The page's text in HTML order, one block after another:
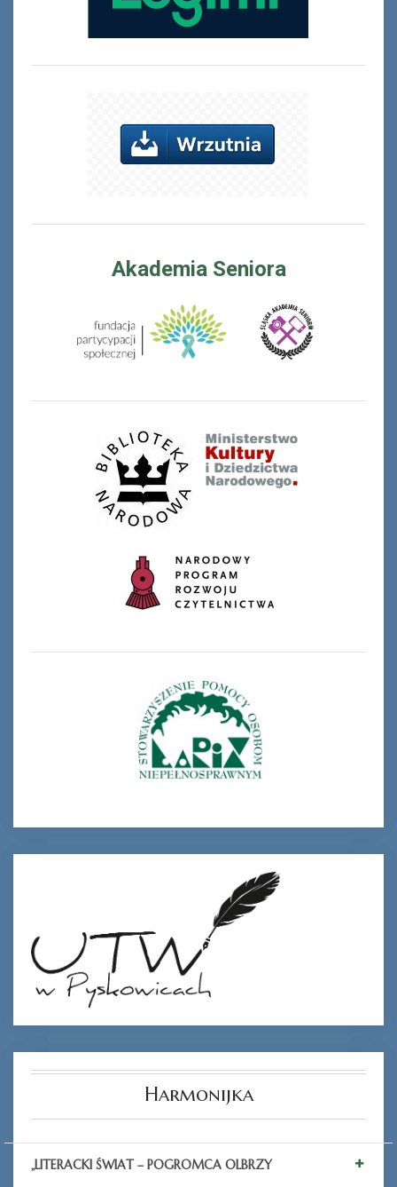
Akademia Seniora
Harmonijka
„LITERACKI ŚWIAT – POGROMCA OLBRZY